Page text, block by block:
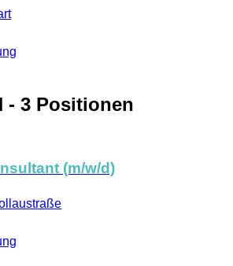
- 3 Positionen
(m/w/d)